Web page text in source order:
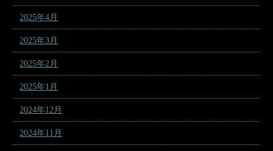
2025年4月
2025年3月
2025年2月
2025年1月
2024年12月
2024年11月